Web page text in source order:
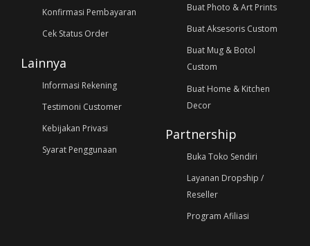
Konfirmasi Pembayaran
Cek Status Order
Lainnya
Informasi Rekening
Testimoni Customer
Kebijakan Privasi
Syarat Penggunaan
Buat Photo & Art Prints
Buat Aksesoris Custom
Buat Mug & Botol
Custom
Buat Home & Kitchen
Decor
Partnership
Buka Toko Sendiri
Layanan Dropship /
Reseller
Program Afiliasi